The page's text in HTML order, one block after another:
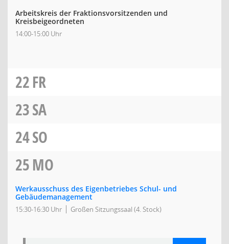
Arbeitskreis der Fraktionsvorsitzenden und
Kreisbeigeordneten
14:00-15:00 Uhr
22FR
23SA
24SO
25MO
Werkausschuss des Eigenbetriebes Schul- und
Gebäudemanagement
15:30-16:30 Uhr Großen Sitzungssaal (4. Stock)